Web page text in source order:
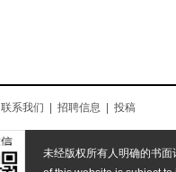
联系我们 招聘信息 投稿
未经版权所有人明确的书